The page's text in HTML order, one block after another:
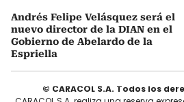
Andrés Felipe Velásquez será el
nuevo director de la DIAN en el
Gobierno de Abelardo de la
Espriella
© CARACOL S.A. Todos los